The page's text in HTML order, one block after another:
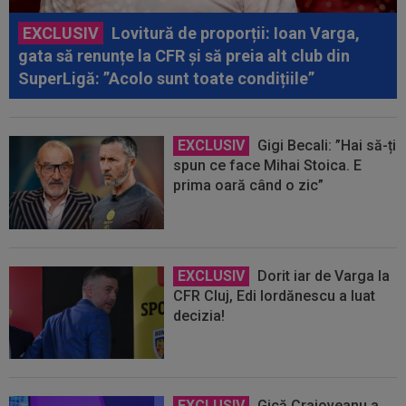
EXCLUSIV
Lovitură de proporții: Ioan Varga,
gata să renunțe la CFR și să preia alt club din
SuperLigă: ”Acolo sunt toate condițiile”
EXCLUSIV
Gigi Becali: ”Hai să-ți
spun ce face Mihai Stoica. E
prima oară când o zic”
EXCLUSIV
Dorit iar de Varga la
CFR Cluj, Edi Iordănescu a luat
decizia!